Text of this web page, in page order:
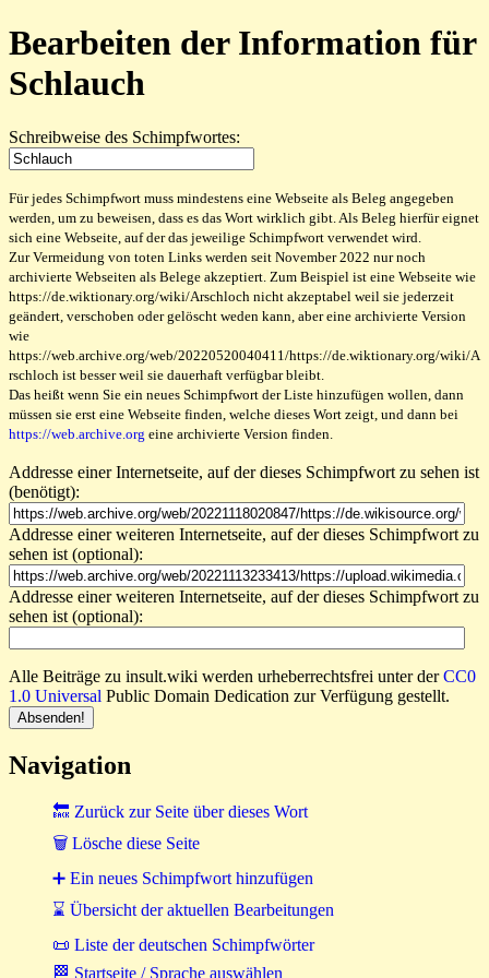
Bearbeiten der Information für
Schlauch
Schreibweise des Schimpfwortes:
Für jedes Schimpfwort muss mindestens eine Webseite als Beleg angegeben
werden, um zu beweisen, dass es das Wort wirklich gibt. Als Beleg hierfür eignet
sich eine Webseite, auf der das jeweilige Schimpfwort verwendet wird.
Zur Vermeidung von toten Links werden seit November 2022 nur noch
archivierte Webseiten als Belege akzeptiert. Zum Beispiel ist eine Webseite wie
https://de.wiktionary.org/wiki/Arschloch nicht akzeptabel weil sie jederzeit
geändert, verschoben oder gelöscht weden kann, aber eine archivierte Version
wie
https://web.archive.org/web/20220520040411/https://de.wiktionary.org/wiki/A
rschloch ist besser weil sie dauerhaft verfügbar bleibt.
Das heißt wenn Sie ein neues Schimpfwort der Liste hinzufügen wollen, dann
müssen sie erst eine Webseite finden, welche dieses Wort zeigt, und dann bei
https://web.archive.org eine archivierte Version finden.
Addresse einer Internetseite, auf der dieses Schimpfwort zu sehen ist
(benötigt):
Addresse einer weiteren Internetseite, auf der dieses Schimpfwort zu
sehen ist (optional):
Addresse einer weiteren Internetseite, auf der dieses Schimpfwort zu
sehen ist (optional):
Alle Beiträge zu insult.wiki werden urheberrechtsfrei unter derCC0
1.0 Universal Public Domain Dedication zur Verfügung gestellt.
Navigation
🔙 Zurück zur Seite über dieses Wort
🗑 Lösche diese Seite
➕ Ein neues Schimpfwort hinzufügen
⌛ Übersicht der aktuellen Bearbeitungen
📜 Liste der deutschen Schimpfwörter
🏁 Startseite / Sprache auswählen